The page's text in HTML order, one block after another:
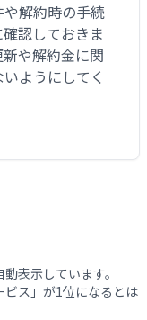
解約時の手続
認しておきま
や解約金に関
ようにしてく
表示しています。
ス」が1位になるとは